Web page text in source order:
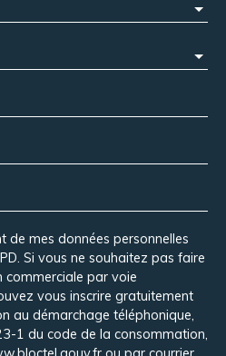
de mes données personnelles
Si vous ne souhaitez pas faire
par voie
vous inscrire gratuitement
au démarchage téléphonique,
1 du code de la consommation,